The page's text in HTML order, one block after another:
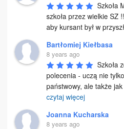
Szkoła
szkoła przez wielkie SZ
aby kursant był w
Bartłomiej Kiełbasa
8 years ago
Szkoła
polecenia - uczą nie
państwowy, ale także
czytaj więcej
Joanna Kucharska
8 years ago